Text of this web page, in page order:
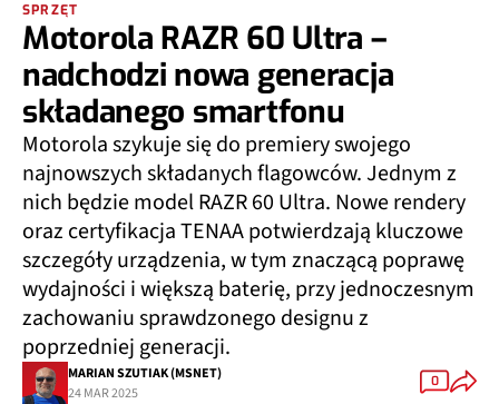
SPRZĘT
Motorola RAZR 60 Ultra –
nadchodzi nowa generacja
składanego smartfonu
Motorola szykuje się do premiery swojego
najnowszych składanych flagowców. Jednym z
nich będzie model RAZR 60 Ultra. Nowe rendery
oraz certyfikacja TENAA potwierdzają kluczowe
szczegóły urządzenia, w tym znaczącą poprawę
wydajności i większą baterię, przy jednoczesnym
zachowaniu sprawdzonego designu z
poprzedniej generacji.
MARIAN SZUTIAK (MSNET)
24 MAR 2025
0